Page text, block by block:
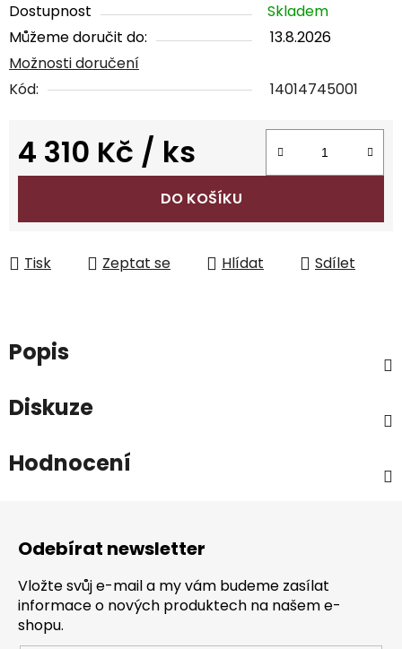
Dostupnost
Skladem
Můžeme doručit do:
13.8.2026
Možnosti doručení
Kód:
14014745001
4 310 Kč / ks
Měrná cena:
DO KOŠÍKU
Tisk Zeptat se Hlídat Sdílet
Popis
Diskuze
Hodnocení
Odebírat newsletter
Vložte svůj e-mail a my vám budeme zasílat
informace o nových produktech na našem e-
shopu.